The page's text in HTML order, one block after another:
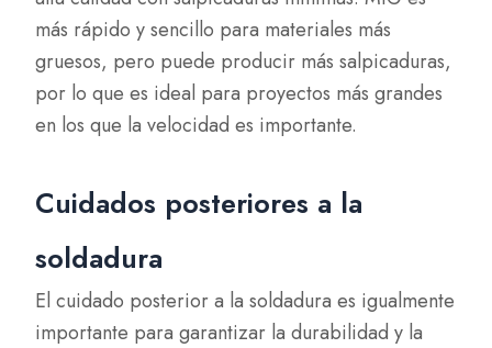
más rápido y sencillo para materiales más
gruesos, pero puede producir más salpicaduras,
por lo que es ideal para proyectos más grandes
en los que la velocidad es importante.
Cuidados posteriores a la
soldadura
El cuidado posterior a la soldadura es igualmente
importante para garantizar la durabilidad y la